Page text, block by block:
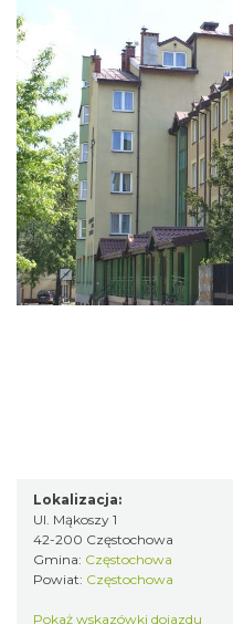
Lokalizacja:
Ul. Mąkoszy 1
42-200 Częstochowa
Gmina: Częstochowa
Powiat: Częstochowa
Pokaż wskazówki dojazdu